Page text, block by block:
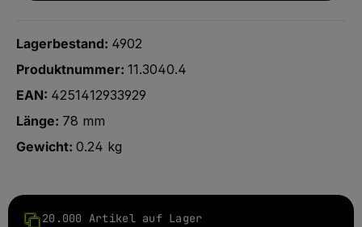
Lagerbestand: 4902
Produktnummer: 11.3040.4
EAN: 4251412933929
Länge: 78 mm
Gewicht: 0.24 kg
20.000 Artikel auf Lager